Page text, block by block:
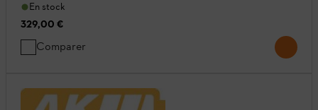
En stock
329,00 €
Comparer